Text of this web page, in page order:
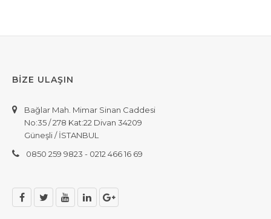
BİZE ULAŞIN
Bağlar Mah. Mimar Sinan Caddesi
No:35 / 278 Kat:22 Divan 34209
Güneşli / İSTANBUL
0850 259 9823 - 0212 466 16 69